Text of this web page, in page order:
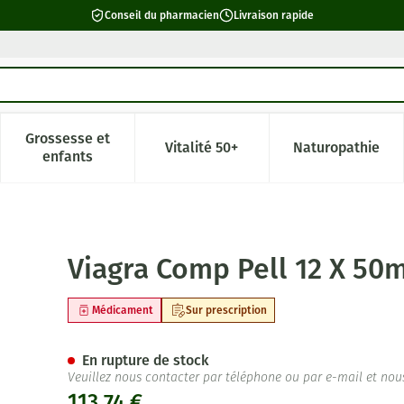
Conseil du pharmacien Livraison rapide
Beauté, soins et hygiène
menu pour la catégorie Régime, alimentation &
Grossesse et
enfantsAfficher le sous-menu pour la catégorie Grossesse
Vitalité 50+Afficher le sous-menu pour la
Naturopathie
Afficher le
Viagra Comp Pell 12 X
Sur prescription
Médicament
En rupture de stock
Veuillez nous contacter par téléphone ou par e-mail et